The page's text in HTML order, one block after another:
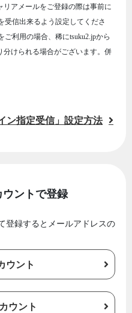
アメールをご登録の際は事前に
受信出来るよう設定してくださ
ご利用の場合、稀にtsuku2.jpから
けられる場合がございます。併
ン指定受信」設定方法
ントで登録
登録するとメールアドレスの
ウント
ウント